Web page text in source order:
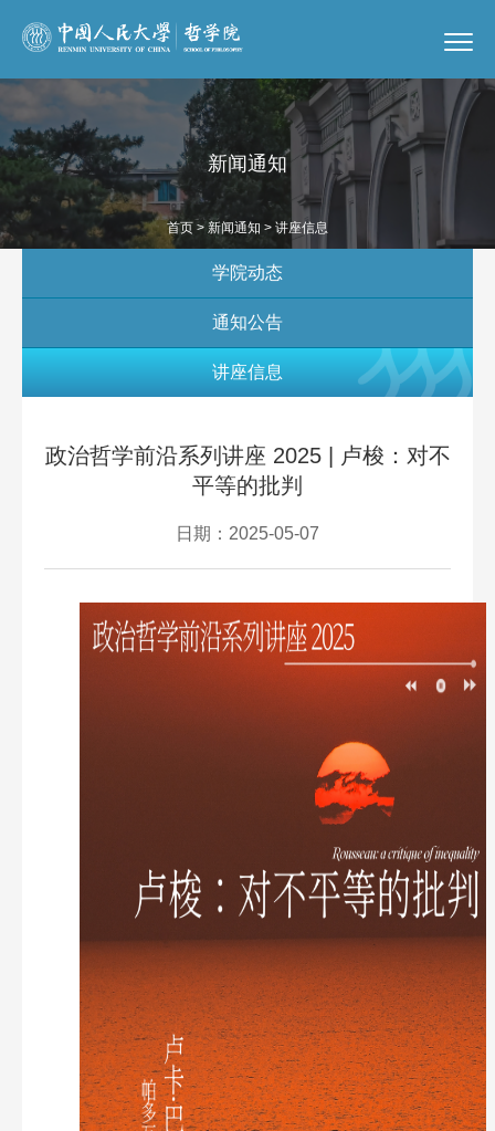
新闻通知
首页 > 新闻通知 > 讲座信息
学院动态
通知公告
讲座信息
政治哲学前沿系列讲座 2025 | 卢梭：对不
平等的批判
日期：2025-05-07